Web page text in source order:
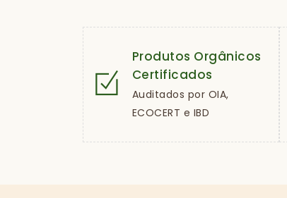
Produtos Orgânicos
Certificados
Auditados por OIA,
ECOCERT e IBD